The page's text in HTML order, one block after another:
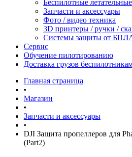
Беспилотные
Запчасти и аксессуары
Фото / видео техника
3D принтеры / ручки /
Системы защиты от
Сервис
Обучение пилотированию
Доставка грузов
Главная страница
•
Магазин
•
Запчасти и аксессуары
•
DJI Защита пропеллеров для
(Part2)